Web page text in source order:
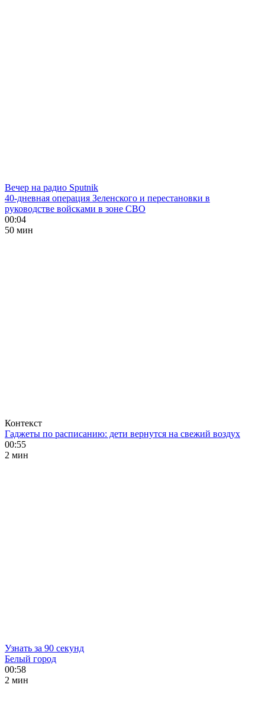
Вечер на радио Sputnik
40-дневная операция Зеленского и перестановки в
руководстве войсками в зоне СВО
00:04
50 мин
Контекст
Гаджеты по расписанию: дети вернутся на свежий воздух
00:55
2 мин
Узнать за 90 секунд
Белый город
00:58
2 мин